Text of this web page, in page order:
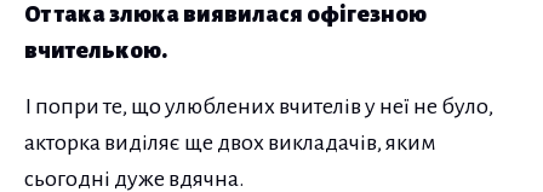
От така злюка виявилася офігезною
вчителькою.
І попри те, що улюблених вчителів у неї не було,
акторка виділяє ще двох викладачів, яким
сьогодні дуже вдячна.